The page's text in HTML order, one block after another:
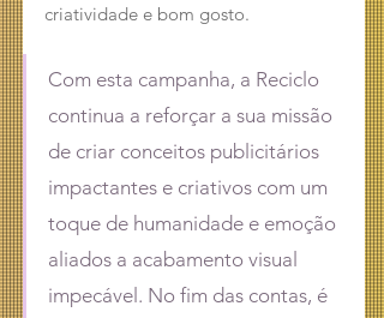
criatividade e bom gosto.
Com esta campanha, a Reciclo
continua a reforçar a sua missão
de criar conceitos publicitários
impactantes e criativos com um
toque de humanidade e emoção
aliados a acabamento visual
impecável. No fim das contas, é